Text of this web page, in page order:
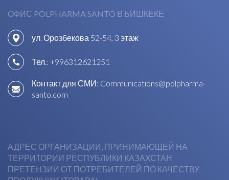
ОФИС POLPHARMA SANTO В БИШКЕКЕ
ул. Орозбекова 52-54, 3 этаж
Тел.: +996312621251
Контакт для СМИ: Communications@polpharma-
santo.com
АДРЕС ОРГАНИЗАЦИИ, ПРИНИМАЮЩЕЙ НА
ТЕРРИТОРИИ РЕСПУБЛИКИ КАЗАХСТАН
ПРЕТЕНЗИИ ОТ ПОТРЕБИТЕЛЕЙ ПО КАЧЕСТВУ